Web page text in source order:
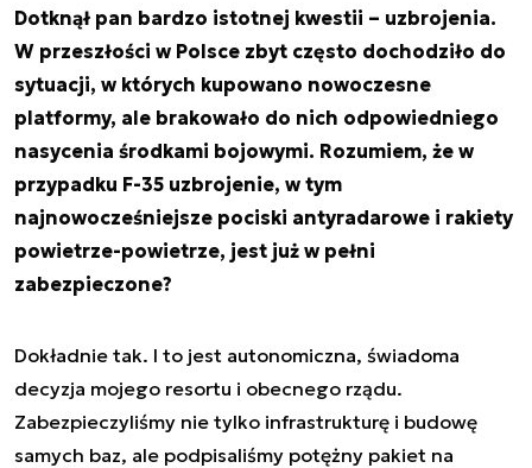
Dotknął pan bardzo istotnej kwestii – uzbrojenia.
W przeszłości w Polsce zbyt często dochodziło do
sytuacji, w których kupowano nowoczesne
platformy, ale brakowało do nich odpowiedniego
nasycenia środkami bojowymi. Rozumiem, że w
przypadku F-35 uzbrojenie, w tym
najnowocześniejsze pociski antyradarowe i rakiety
powietrze-powietrze, jest już w pełni
zabezpieczone?
Dokładnie tak. I to jest autonomiczna, świadoma
decyzja mojego resortu i obecnego rządu.
Zabezpieczyliśmy nie tylko infrastrukturę i budowę
samych baz, ale podpisaliśmy potężny pakiet na